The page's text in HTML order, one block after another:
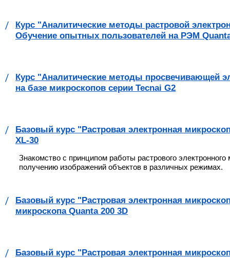
Курс "Аналитические методы растровой
Обучение опытных пользователей на РЭМ
Курс "Аналитические методы просвечивающей
на базе микроскопов серии Tecnai G2
Базовый курс "Растровая электронная
XL-30
Знакомство с принципом работы растрового
получению изображений объектов в различных режимах.
Базовый курс "Растровая электронная
микроскопа Quanta 200 3D
Базовый курс "Растровая электронная